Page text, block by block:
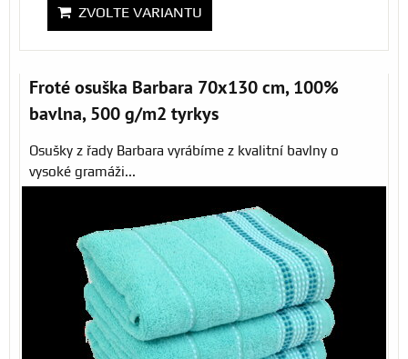
ZVOLTE VARIANTU
Froté osuška Barbara 70x130 cm, 100%
bavlna, 500 g/m2 tyrkys
Osušky z řady Barbara vyrábíme z kvalitní bavlny o
vysoké gramáži...